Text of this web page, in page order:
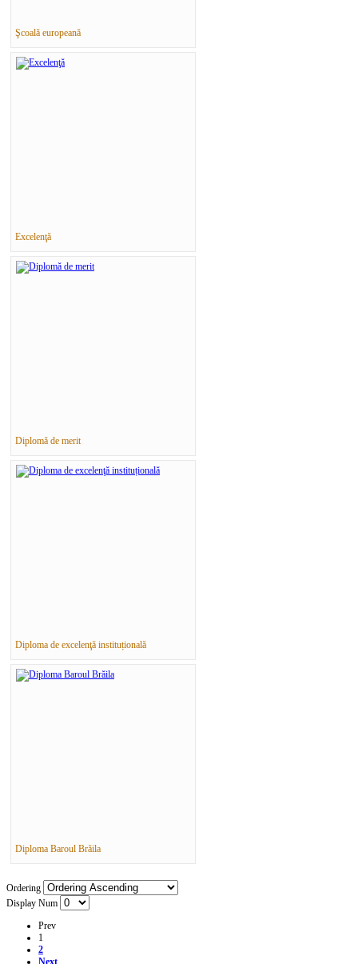
Şcoală europeană
Excelenţă
Diplomă de merit
Diploma de excelenţă instituțională
Diploma Baroul Brăila
Ordering
Display Num
Prev
1
2
Next